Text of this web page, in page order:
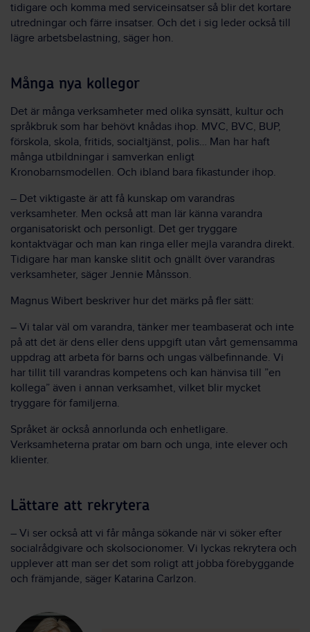
tidigare och komma med serviceinsatser så blir det kortare
utredningar och färre insatser. Och det i sig leder också till
lägre arbetsbelastning, säger hon.
Många nya kollegor
Det är många verksamheter med olika synsätt, kultur och
språkbruk som har behövt knådas ihop. MVC, BVC, BUP,
förskola, skola, fritids, socialtjänst, polis… Man har haft
många utbildningar i samverkan enligt
Kronobarnsmodellen. Och ibland bara fikastunder ihop.
– Det viktigaste är att få kunskap om varandras
verksamheter. Men också att man lär känna varandra
organisatoriskt och personligt. Det ger tryggare
kontaktvägar och man kan ringa eller mejla varandra direkt.
Tidigare har man kanske slitit och gnällt över varandras
verksamheter, säger Jennie Månsson.
Magnus Wibert beskriver hur det märks på fler sätt:
– Vi talar väl om varandra, tänker mer teambaserat och inte
på att det är dens eller dens uppgift utan vårt gemensamma
uppdrag att arbeta för barns och ungas välbefinnande. Vi
har tillit till varandras kompetens och kan hänvisa till ”en
kollega” även i annan verksamhet, vilket blir mycket
tryggare för familjerna.
Språket är också annorlunda och enhetligare.
Verksamheterna pratar om barn och unga, inte elever och
klienter.
Lättare att rekrytera
– Vi ser också att vi får många sökande när vi söker efter
socialrådgivare och skolsocionomer. Vi lyckas rekrytera och
upplever att man ser det som roligt att jobba förebyggande
och främjande, säger Katarina Carlzon.